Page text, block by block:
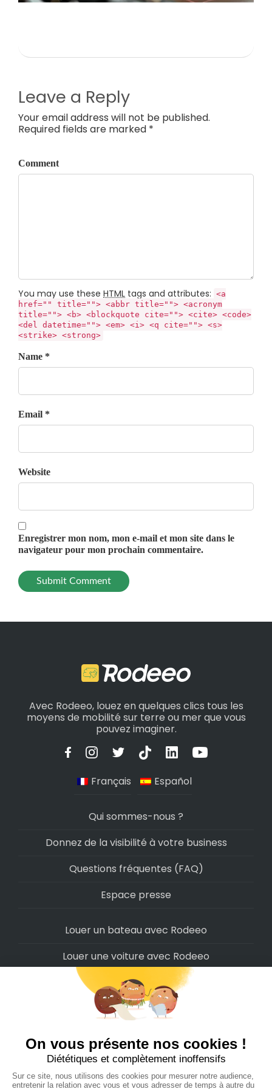
Leave a Reply
Your email address will not be published.
Required fields are marked *
Comment
You may use these HTML tags and attributes: <a
href="" title=""> <abbr title=""> <acronym
title=""> <b> <blockquote cite=""> <cite> <code>
<del datetime=""> <em> <i> <q cite=""> <s>
<strike> <strong>
Name *
Email *
Website
Enregistrer mon nom, mon e-mail et mon site dans le
navigateur pour mon prochain commentaire.
Avec Rodeeo, louez en quelques clics tous les
moyens de mobilité sur terre ou mer que vous
pouvez imaginer.
Français Español
Qui sommes-nous ?
Donnez de la visibilité à votre business
Questions fréquentes (FAQ)
Espace presse
Louer un bateau avec Rodeeo
Louer une voiture avec Rodeeo
Louer une moto avec Rodeeo
Louer un scooter avec Rodeeo
Louer un Camping-Car avec Rodeeo